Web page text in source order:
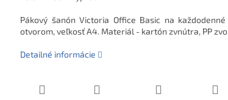
Pákový šanón Victoria Office Basic na
otvorom, veľkosť A4. Materiál - kartón zvnútra, PP
Detailné informácie